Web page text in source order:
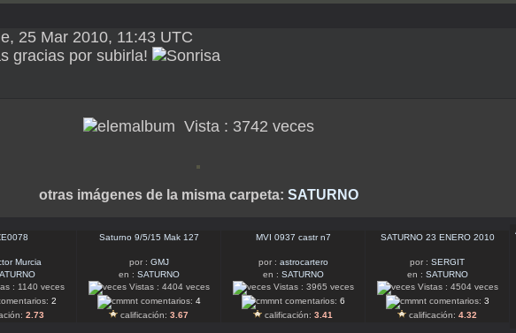
25 Mar 2010, 11:43 UTC
gracias por subirla!
Vista : 3742 veces
otras imágenes de la misma carpeta: SATURNO
Murcia
: 1140 veces
2
2.73
Saturno 9/5/15 Mak 127
por : GMJ
en : SATURNO
Vistas : 4404 veces
comentarios: 4
calificación: 3.67
MVI 0937 castr n7
por : astrocartero
en : SATURNO
Vistas : 3965 veces
comentarios: 6
calificación: 3.41
SATURNO 23 ENERO 2010
por : SERGIT
en : SATURNO
Vistas : 4504 veces
comentarios: 3
calificación: 4.32